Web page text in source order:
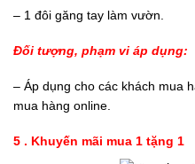
– 1 đôi găng tay làm vườn.
Đối tượng, phạm vi áp dụng:
– Áp dụng cho các khách mua
mua hàng online.
5 . Khuyến mãi mua 1 tặng 1